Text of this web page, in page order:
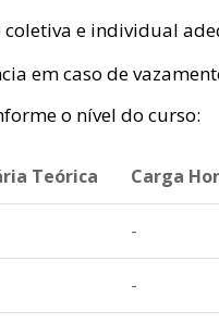
e individual
em caso de
o nível do curso:
Teórica Carga
-
-